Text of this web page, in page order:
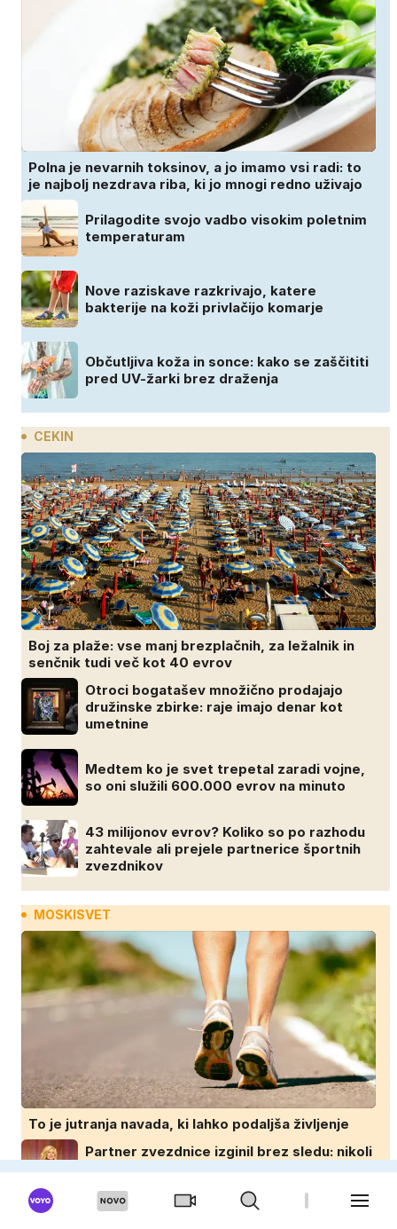
Polna je nevarnih toksinov, a jo imamo vsi radi: to
je najbolj nezdrava riba, ki jo mnogi redno uživajo
Prilagodite svojo vadbo visokim poletnim
temperaturam
Nove raziskave razkrivajo, katere
bakterije na koži privlačijo komarje
Občutljiva koža in sonce: kako se zaščititi
pred UV-žarki brez draženja
CEKIN
Boj za plaže: vse manj brezplačnih, za ležalnik in
senčnik tudi več kot 40 evrov
Otroci bogatašev množično prodajajo
družinske zbirke: raje imajo denar kot
umetnine
Medtem ko je svet trepetal zaradi vojne,
so oni služili 600.000 evrov na minuto
43 milijonov evrov? Koliko so po razhodu
zahtevale ali prejele partnerice športnih
zvezdnikov
MOSKISVET
To je jutranja navada, ki lahko podaljša življenje
Partner zvezdnice izginil brez sledu: nikoli
ga niso našli, nato je prišla še ena